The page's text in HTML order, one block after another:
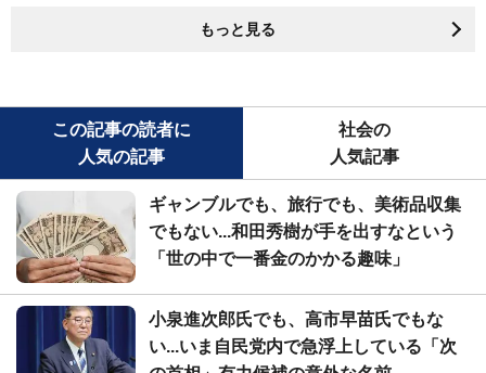
もっと見る
この記事の読者に
人気の記事
社会の
人気記事
ギャンブルでも、旅行でも、美術品収集
でもない...和田秀樹が手を出すなという
「世の中で一番金のかかる趣味」
小泉進次郎氏でも、高市早苗氏でもな
い...いま自民党内で急浮上している「次